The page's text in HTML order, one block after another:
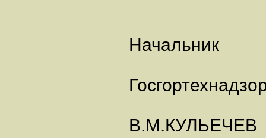
Начальник
В.М.КУЛЬЕЧЕВ